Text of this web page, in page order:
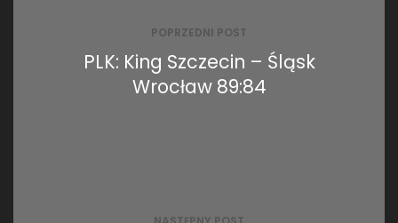
POPRZEDNI POST
PLK: King Szczecin – Śląsk
Wrocław 89:84